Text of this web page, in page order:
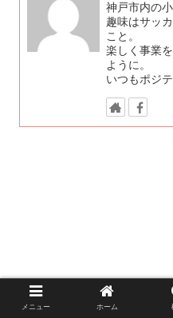
神戸市内の
趣味はサッ
こと。
楽しく事業
ように。
いつもポジ
メニュー ホーム